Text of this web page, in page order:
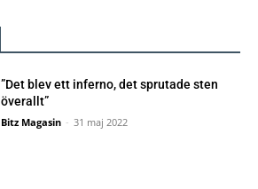
”Det blev ett inferno, det sprutade sten
överallt”
Bitz Magasin - 31 maj 2022